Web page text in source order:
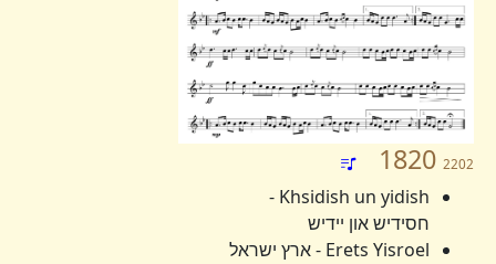
1820 2202
Khsidish un yidish -
חסידיש און יידיש
Erets Yisroel - ארץ ישראל